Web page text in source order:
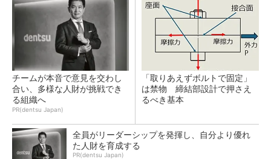
チームが本音で意見を交わし
合い、多様な人財が挑戦でき
る組織へ
PR(dentsu Japan)
「取りあえずボルトで固定」
は禁物 締結部設計で押さえ
るべき基本
全員がリーダーシップを発揮し、自分より優れ
た人財を育成する
PR(dentsu Japan)